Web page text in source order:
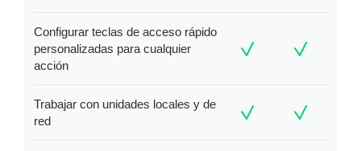
Configurar teclas de acceso rápido
personalizadas para cualquier
acción
Trabajar con unidades locales y de
red